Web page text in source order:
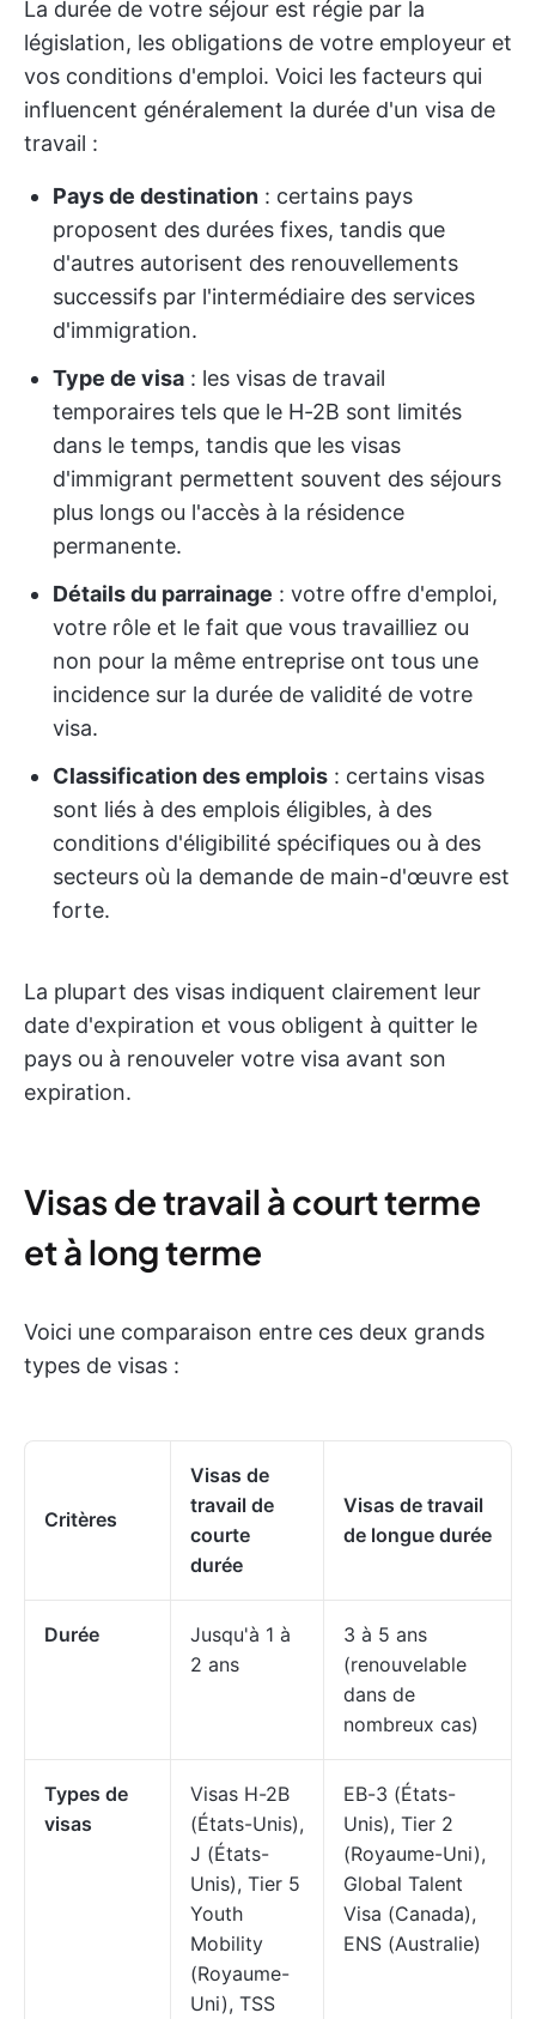
La durée de votre séjour est régie par la
législation, les obligations de votre employeur et
vos conditions d'emploi. Voici les facteurs qui
influencent généralement la durée d'un visa de
travail :
Pays de destination : certains pays
proposent des durées fixes, tandis que
d'autres autorisent des renouvellements
successifs par l'intermédiaire des services
d'immigration.
Type de visa : les visas de travail
temporaires tels que le H-2B sont limités
dans le temps, tandis que les visas
d'immigrant permettent souvent des séjours
plus longs ou l'accès à la résidence
permanente.
Détails du parrainage : votre offre d'emploi,
votre rôle et le fait que vous travailliez ou
non pour la même entreprise ont tous une
incidence sur la durée de validité de votre
visa.
Classification des emplois : certains visas
sont liés à des emplois éligibles, à des
conditions d'éligibilité spécifiques ou à des
secteurs où la demande de main-d'œuvre est
forte.
La plupart des visas indiquent clairement leur
date d'expiration et vous obligent à quitter le
pays ou à renouveler votre visa avant son
expiration.
Visas de travail à court terme
et à long terme
Voici une comparaison entre ces deux grands
types de visas :
Critères
Visas de
travail de
courte
durée
Visas de travail
de longue durée
Durée
Jusqu'à 1 à
2 ans
3 à 5 ans
(renouvelable
dans de
nombreux cas)
Types de
visas
Visas H-2B
(États-Unis),
J (États-
Unis), Tier 5
Youth
Mobility
(Royaume-
Uni), TSS
EB-3 (États-
Unis), Tier 2
(Royaume-Uni),
Global Talent
Visa (Canada),
ENS (Australie)